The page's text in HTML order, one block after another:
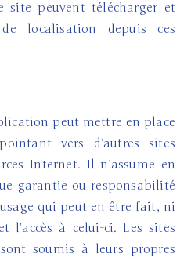
site peuvent télécharger et
localisation depuis ces
peut mettre en place
vers d’autres sites
Internet. Il n’assume en
garantie ou responsabilité
qui peut en être fait, ni
l’accès à celui-ci. Les sites
soumis à leurs propres